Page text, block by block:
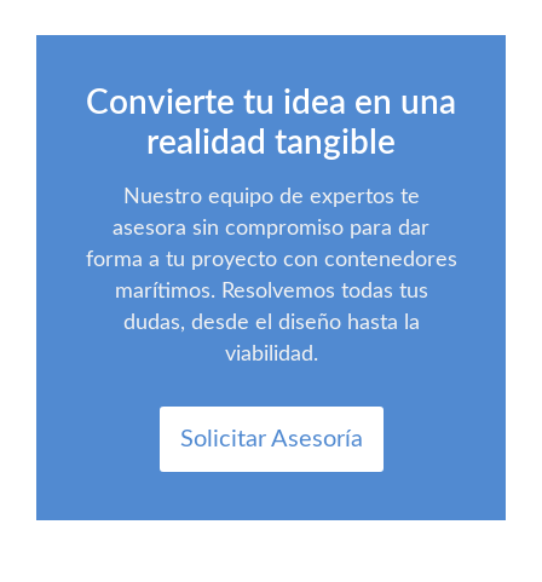
Convierte tu idea en una
realidad tangible
Nuestro equipo de expertos te
asesora sin compromiso para dar
forma a tu proyecto con contenedores
marítimos. Resolvemos todas tus
dudas, desde el diseño hasta la
viabilidad.
Solicitar Asesoría